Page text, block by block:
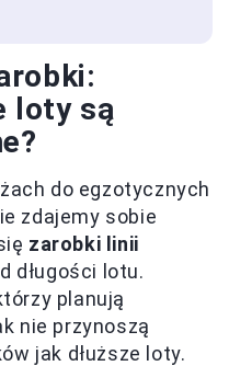
loty są
do egzotycznych
zdajemy sobie
zarobki linii
długości lotu.
planują
nie przynoszą
jak dłuższe loty.